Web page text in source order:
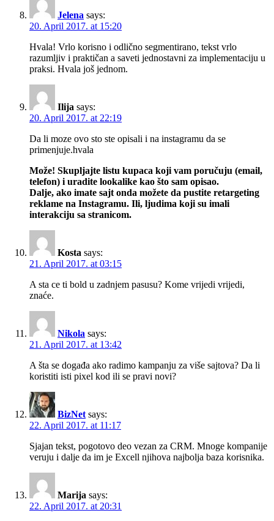
Jelena says:
20. April 2017. at 15:20
Hvala! Vrlo korisno i odlično segmentirano, tekst vrlo
razumljiv i praktičan a saveti jednostavni za implementaciju u
praksi. Hvala još jednom.
Ilija says:
20. April 2017. at 22:19
Da li moze ovo sto ste opisali i na instagramu da se
primenjuje.hvala
Može! Skupljajte listu kupaca koji vam poručuju (email,
telefon) i uradite lookalike kao što sam opisao.
Dalje, ako imate sajt onda možete da pustite retargeting
reklame na Instagramu. Ili, ljudima koji su imali
interakciju sa stranicom.
Kosta says:
21. April 2017. at 03:15
A sta ce ti bold u zadnjem pasusu? Kome vrijedi vrijedi,
znaće.
Nikola says:
21. April 2017. at 13:42
A šta se događa ako radimo kampanju za više sajtova? Da li
koristiti isti pixel kod ili se pravi novi?
BizNet says:
22. April 2017. at 11:17
Sjajan tekst, pogotovo deo vezan za CRM. Mnoge kompanije
veruju i dalje da im je Excell njihova najbolja baza korisnika.
Marija says:
22. April 2017. at 20:31